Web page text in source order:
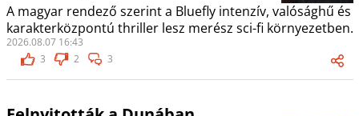
A magyar rendező szerint a Bluefly intenzív, valósághű és
karakterközpontú thriller lesz merész sci-fi környezetben.
2026.08.07 16:43
3
2 3